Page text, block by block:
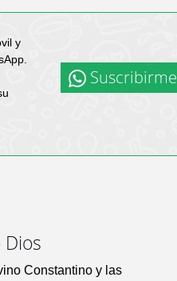
y
Suscribirme
Constantino y las